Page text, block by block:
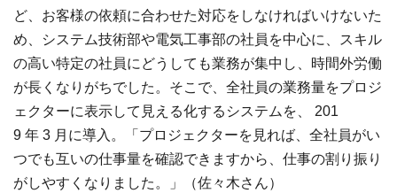
ど、お客様の依頼に合わせた対応をしなければいけないた
め、システム技術部や電気⼯事部の社員を中⼼に、スキル
の⾼い特定の社員にどうしても業務が集中し、時間外労働
が⻑くなりがちでした。そこで、全社員の業務量をプロジ
ェクターに表⽰して⾒える化するシステムを、 201
9 年 3 ⽉に導⼊。「プロジェクターを⾒れば、全社員がい
つでも互いの仕事量を確認できますから、仕事の割り振り
がしやすくなりました。」（佐々⽊さん）